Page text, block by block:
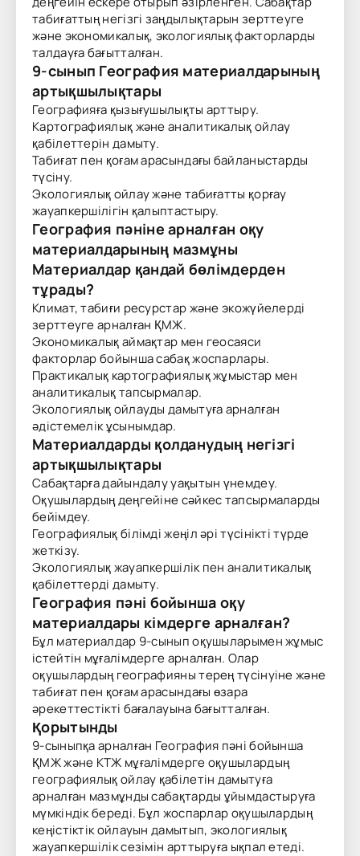
табиғаттың негізгі заңдылықтарын зерттеуге
және экономикалық, экологиялық факторларды
талдауға бағытталған.
9-сынып География материалдарының
артықшылықтары
Географияға қызығушылықты арттыру.
Картографиялық және аналитикалық ойлау
қабілеттерін дамыту.
Табиғат пен қоғам арасындағы байланыстарды
түсіну.
Экологиялық ойлау және табиғатты қорғау
жауапкершілігін қалыптастыру.
География пәніне арналған оқу
материалдарының мазмұны
Материалдар қандай бөлімдерден
тұрады?
Климат, табиғи ресурстар және экожүйелерді
зерттеуге арналған ҚМЖ.
Экономикалық аймақтар мен геосаяси
факторлар бойынша сабақ жоспарлары.
Практикалық картографиялық жұмыстар мен
аналитикалық тапсырмалар.
Экологиялық ойлауды дамытуға арналған
әдістемелік ұсынымдар.
Материалдарды қолданудың негізгі
артықшылықтары
Сабақтарға дайындалу уақытын үнемдеу.
Оқушылардың деңгейіне сәйкес тапсырмаларды
бейімдеу.
Географиялық білімді жеңіл әрі түсінікті түрде
жеткізу.
Экологиялық жауапкершілік пен аналитикалық
қабілеттерді дамыту.
География пәні бойынша оқу
материалдары кімдерге арналған?
Бұл материалдар 9-сынып оқушыларымен жұмыс
істейтін мұғалімдерге арналған. Олар
оқушылардың географияны терең түсінуіне және
табиғат пен қоғам арасындағы өзара
әрекеттестікті бағалауына бағытталған.
Қорытынды
9-сыныпқа арналған География пәні бойынша
ҚМЖ және КТЖ мұғалімдерге оқушылардың
географиялық ойлау қабілетін дамытуға
арналған мазмұнды сабақтарды ұйымдастыруға
мүмкіндік береді. Бұл жоспарлар оқушылардың
кеңістіктік ойлауын дамытып, экологиялық
жауапкершілік сезімін арттыруға ықпал етеді.